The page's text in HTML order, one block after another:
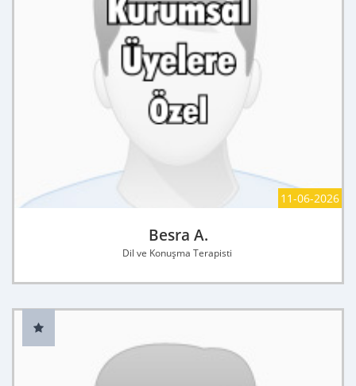
11-06-2026
Besra A.
Dil ve Konuşma Terapisti